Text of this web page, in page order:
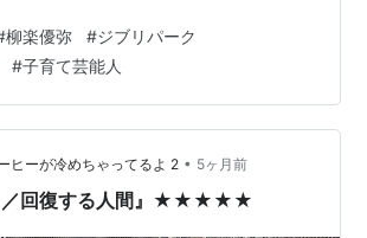
柳楽優弥 #ジブリパーク
#子育て芸能人
ヒーが冷めちゃってるよ 2 • 5ヶ月前
／回復する人間』★★★★★